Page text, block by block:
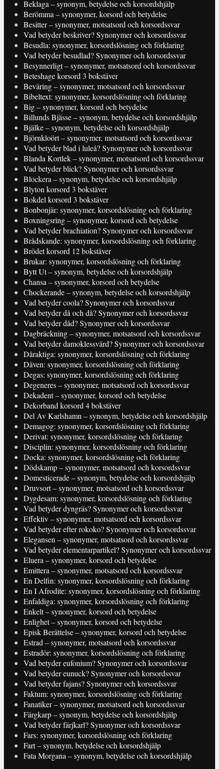
Beklaga – synonym, betydelse och korsordshjälp
Berömma – synonymer, korsord och betydelse
Besitter – synonymer, motsatsord och korsordssvar
Vad betyder beskriver? Synonymer och korsordssvar
Besudla: synonymer, korsordslösning och förklaring
Vad betyder besudlad? Synonymer och korsordssvar
Besynnerligt – synonymer, motsatsord och korsordssvar
Beteshage korsord 3 bokstäver
Beväring – synonymer, motsatsord och korsordssvar
Bibeltext: synonymer, korsordslösning och förklaring
Big – synonymer, korsord och betydelse
Billunds Bjässe – synonym, betydelse och korsordshjälp
Bjälke – synonym, betydelse och korsordshjälp
Björnkloört – synonymer, motsatsord och korsordssvar
Vad betyder blad i luleå? Synonymer och korsordssvar
Blanda Kortlek – synonymer, motsatsord och korsordssvar
Vad betyder blick? Synonymer och korsordssvar
Blockera – synonym, betydelse och korsordshjälp
Blyton korsord 3 bokstäver
Bokdel korsord 3 bokstäver
Bonbonjär: synonymer, korsordslösning och förklaring
Boxningsring – synonymer, korsord och betydelse
Vad betyder brachiation? Synonymer och korsordssvar
Brådskande: synonymer, korsordslösning och förklaring
Brödet korsord 12 bokstäver
Brukar: synonymer, korsordslösning och förklaring
Bytt Ut – synonym, betydelse och korsordshjälp
Chansa – synonymer, korsord och betydelse
Chockerande – synonym, betydelse och korsordshjälp
Vad betyder coola? Synonymer och korsordssvar
Vad betyder då och då? Synonymer och korsordssvar
Vad betyder dåd? Synonymer och korsordssvar
Dagbräckning – synonymer, motsatsord och korsordssvar
Vad betyder damoklessvärd? Synonymer och korsordssvar
Dåraktiga: synonymer, korsordslösning och förklaring
Däven: synonymer, korsordslösning och förklaring
Degas: synonymer, korsordslösning och förklaring
Degeneres – synonymer, motsatsord och korsordssvar
Dekadent – synonymer, korsord och betydelse
Dekorband korsord 4 bokstäver
Del Av Karlshamn – synonym, betydelse och korsordshjälp
Demagog: synonymer, korsordslösning och förklaring
Derivat: synonymer, korsordslösning och förklaring
Disciplin: synonymer, korsordslösning och förklaring
Docka: synonymer, korsordslösning och förklaring
Dödskamp – synonymer, motsatsord och korsordssvar
Domesticerade – synonym, betydelse och korsordshjälp
Druvsort – synonymer, motsatsord och korsordssvar
Dygdesam: synonymer, korsordslösning och förklaring
Vad betyder dyngräs? Synonymer och korsordssvar
Effektiv – synonymer, motsatsord och korsordssvar
Vad betyder efter rokoko? Synonymer och korsordssvar
Elegansen – synonymer, motsatsord och korsordssvar
Vad betyder elementarpartikel? Synonymer och korsordssvar
Eluera – synonymer, korsord och betydelse
Emittera – synonymer, motsatsord och korsordssvar
En Delfin: synonymer, korsordslösning och förklaring
En I Afrodite: synonymer, korsordslösning och förklaring
Enfaldiga: synonymer, korsordslösning och förklaring
Enkelt – synonymer, korsord och betydelse
Enlighet – synonymer, korsord och betydelse
Episk Berättelse – synonymer, korsord och betydelse
Estrad – synonymer, motsatsord och korsordssvar
Estradör: synonymer, korsordslösning och förklaring
Vad betyder eufonium? Synonymer och korsordssvar
Vad betyder eunuck? Synonymer och korsordssvar
Vad betyder fajans? Synonymer och korsordssvar
Faktum: synonymer, korsordslösning och förklaring
Fanatiker – synonymer, motsatsord och korsordssvar
Färgkarp – synonym, betydelse och korsordshjälp
Vad betyder färjkarl? Synonymer och korsordssvar
Fars: synonymer, korsordslösning och förklaring
Fart – synonym, betydelse och korsordshjälp
Fata Morgana – synonym, betydelse och korsordshjälp